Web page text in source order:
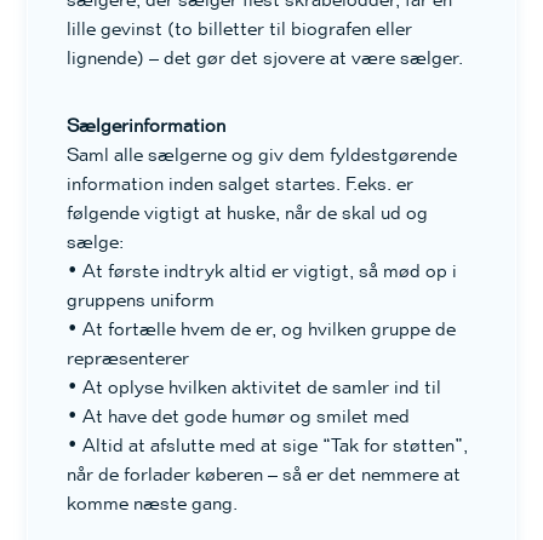
lille gevinst (to billetter til biografen eller
lignende) – det gør det sjovere at være sælger.
Sælgerinformation
Saml alle sælgerne og giv dem fyldestgørende
information inden salget startes. F.eks. er
følgende vigtigt at huske, når de skal ud og
sælge:
• At første indtryk altid er vigtigt, så mød op i
gruppens uniform
• At fortælle hvem de er, og hvilken gruppe de
repræsenterer
• At oplyse hvilken aktivitet de samler ind til
• At have det gode humør og smilet med
• Altid at afslutte med at sige “Tak for støtten”,
når de forlader køberen – så er det nemmere at
komme næste gang.